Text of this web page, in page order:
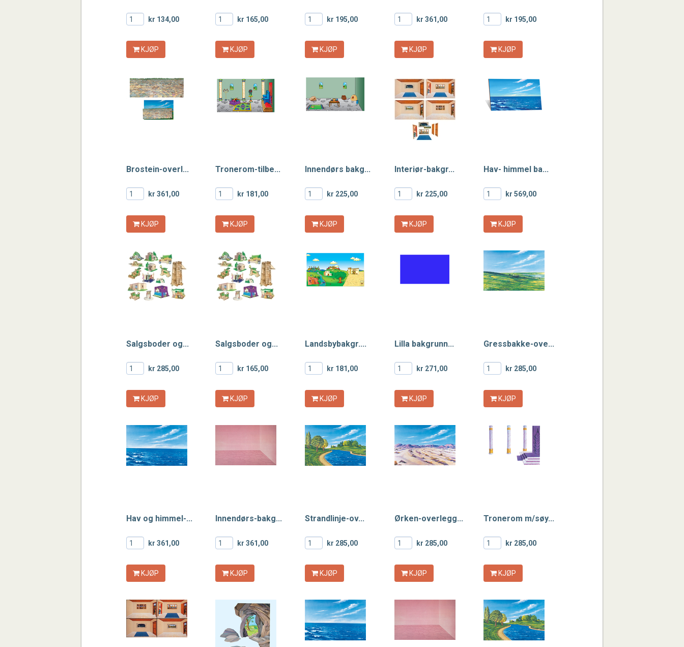
kr 134,00
KJØP
kr 165,00
KJØP
kr 195,00
KJØP
kr 361,00
KJØP
kr 195,00
KJØP
Brostein-overl...
kr 361,00
KJØP
Tronerom-tilbe...
kr 181,00
KJØP
Innendørs bakg...
kr 225,00
KJØP
Interiør-bakgr...
kr 225,00
KJØP
Hav- himmel ba...
kr 569,00
KJØP
Salgsboder og...
kr 285,00
KJØP
Salgsboder og...
kr 165,00
KJØP
Landsbybakgr....
kr 181,00
KJØP
Lilla bakgrunn...
kr 271,00
KJØP
Gressbakke-ove...
kr 285,00
KJØP
Hav og himmel-...
kr 361,00
KJØP
Innendørs-bakg...
kr 361,00
KJØP
Strandlinje-ov...
kr 285,00
KJØP
Ørken-overlegg...
kr 285,00
KJØP
Tronerom m/søy...
kr 285,00
KJØP